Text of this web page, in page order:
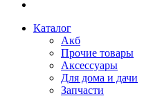
Каталог
Акб
Прочие товары
Аксессуары
Для дома и дачи
Запчасти